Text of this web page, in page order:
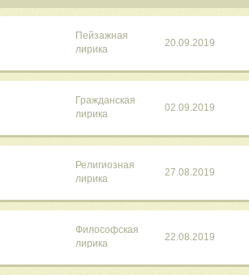
Пейзажная
лирика
20.09.2019
Гражданская
лирика
02.09.2019
Религиозная
лирика
27.08.2019
Философская
лирика
22.08.2019